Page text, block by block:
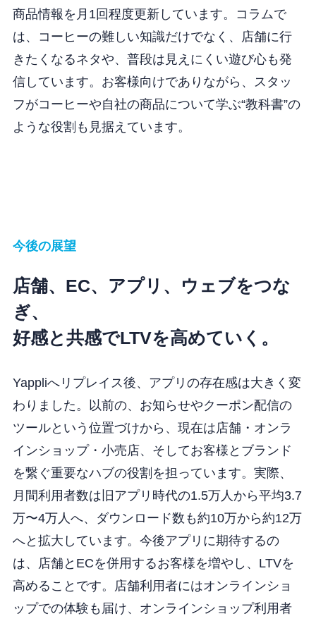
商品情報を月1回程度更新しています。コラムで
は、コーヒーの難しい知識だけでなく、店舗に行
きたくなるネタや、普段は見えにくい遊び心も発
信しています。お客様向けでありながら、スタッ
フがコーヒーや自社の商品について学ぶ“教科書”の
ような役割も見据えています。
今後の展望
店舗、EC、アプリ、ウェブをつな
ぎ、
好感と共感でLTVを高めていく。
Yappliへリプレイス後、アプリの存在感は大きく変
わりました。以前の、お知らせやクーポン配信の
ツールという位置づけから、現在は店舗・オンラ
インショップ・小売店、そしてお客様とブランド
を繋ぐ重要なハブの役割を担っています。実際、
月間利用者数は旧アプリ時代の1.5万人から平均3.7
万〜4万人へ、ダウンロード数も約10万から約12万
へと拡大しています。今後アプリに期待するの
は、店舗とECを併用するお客様を増やし、LTVを
高めることです。店舗利用者にはオンラインショ
ップでの体験も届け、オンラインショップ利用者